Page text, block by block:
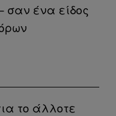
σαν ένα είδος
το άλλοτε